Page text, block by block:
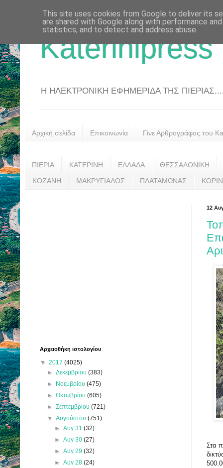
Katerinipress
Η ΗΛΕΚΤΡΟΝΙΚΗ ΕΦΗΜΕΡΙΔΑ ΤΗΣ
Αρχική σελίδα Επικοινωνία Γίνε Αρθρογράφος του
ΠΙΕΡΙΑ ΚΑΤΕΡΙΝΗ ΕΛΛΑΔΑ ΘΕΣΣΑΛΟΝΙΚΗ
ΚΟΖΑΝΗ ΜΑΚΡΥΓΙΑΛΟΣ ΠΛΑΤΑΜΩΝΑΣ
12
Στα
Αρχειοθήκη ιστολογίου
▼ 2017 (4025)
►Δεκεμβρίου(383)
► Νοεμβρίου(475)
►Οκτωβρίου(605)
►Σεπτεμβρίου(721)
▼Αυγούστου(751)
► Αυγ 31 (32)
► Αυγ 30 (27)
► Αυγ 29 (32)
► Αυγ 28 (24)
This site uses cookies from Google to deliver its
are shared with Google along with performance
statistics, and to detect and address abuse.